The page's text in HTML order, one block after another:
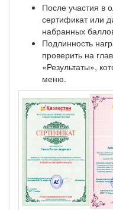
После участия в
сертификат или
набранных
Подлинность
проверить на
«Результаты»,
меню.